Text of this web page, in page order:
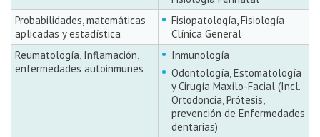
Probabilidades, matemáticas
aplicadas y estadística
Fisiopatología, Fisiología
Clínica General
Reumatología, Inflamación,
enfermedades autoinmunes
Inmunología
Odontología, Estomatología
y Cirugía Maxilo-Facial (Incl.
Ortodoncia, Prótesis,
prevención de Enfermedades
dentarias)